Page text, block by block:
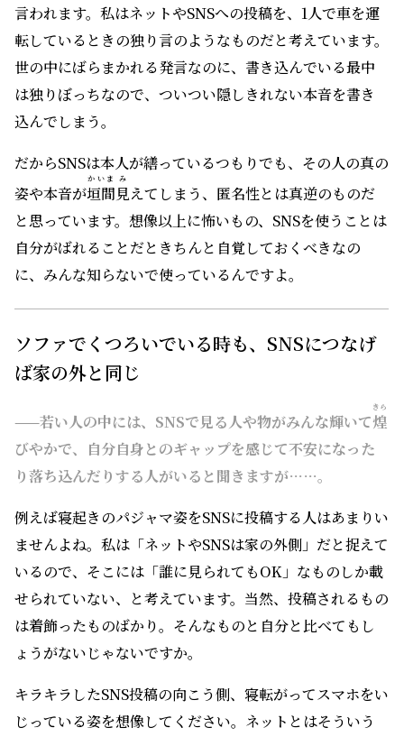
言われます。私はネットやSNSへの投稿を、1人で車を運
転しているときの独り言のようなものだと考えています。
世の中にばらまかれる発言なのに、書き込んでいる最中
は独りぼっちなので、ついつい隠しきれない本音を書き
込んでしまう。
だからSNSは本人が繕っているつもりでも、その人の真の
姿や本音が垣間
かいま
見
み
えてしまう、匿名性とは真逆のものだ
と思っています。想像以上に怖いもの、SNSを使うことは
自分がばれることだときちんと自覚しておくべきなの
に、みんな知らないで使っているんですよ。
ソファでくつろいでいる時も、SNSにつなげ
ば家の外と同じ
——若い人の中には、SNSで見る人や物がみんな輝いて煌
きら
びやかで、自分自身とのギャップを感じて不安になった
り落ち込んだりする人がいると聞きますが……。
例えば寝起きのパジャマ姿をSNSに投稿する人はあまりい
ませんよね。私は「ネットやSNSは家の外側」だと捉えて
いるので、そこには「誰に見られてもOK」なものしか載
せられていない、と考えています。当然、投稿されるもの
は着飾ったものばかり。そんなものと自分と比べてもし
ょうがないじゃないですか。
キラキラしたSNS投稿の向こう側、寝転がってスマホをい
じっている姿を想像してください。ネットとはそういう